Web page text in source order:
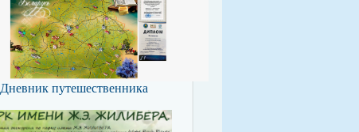
Дневник путешественника